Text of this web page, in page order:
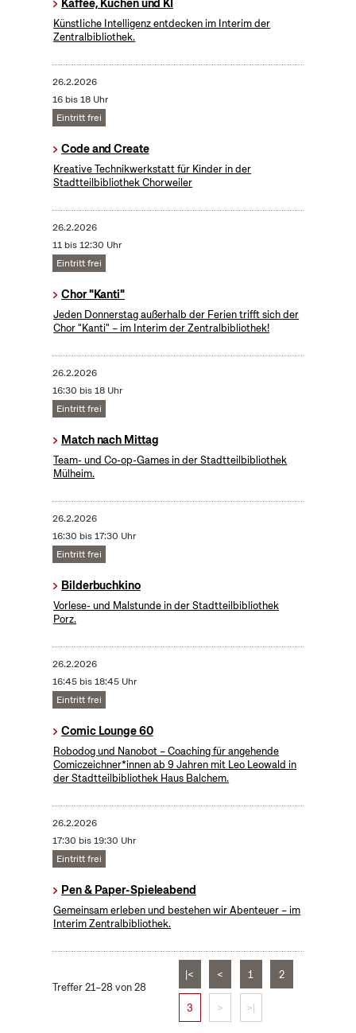
Kaffee, Kuchen und KI
KünstIiche Intelligenz entdecken im Interim der
Zentralbibliothek.
26.2.2026
16 bis 18 Uhr
Eintritt frei
Code and Create
Kreative Technikwerkstatt für Kinder in der
Stadtteilbibliothek Chorweiler
26.2.2026
11 bis 12:30 Uhr
Eintritt frei
Chor "Kanti"
Jeden Donnerstag außerhalb der Ferien trifft sich der
Chor "Kanti" – im Interim der Zentralbibliothek!
26.2.2026
16:30 bis 18 Uhr
Eintritt frei
Match nach Mittag
Team- und Co-op-Games in der Stadtteilbibliothek
Mülheim.
26.2.2026
16:30 bis 17:30 Uhr
Eintritt frei
Bilderbuchkino
Vorlese- und Malstunde in der Stadtteilbibliothek
Porz.
26.2.2026
16:45 bis 18:45 Uhr
Eintritt frei
Comic Lounge 60
Robodog und Nanobot – Coaching für angehende
Comiczeichner*innen ab 9 Jahren mit Leo Leowald in
der Stadtteilbibliothek Haus Balchem.
26.2.2026
17:30 bis 19:30 Uhr
Eintritt frei
Pen & Paper-Spieleabend
Gemeinsam erleben und bestehen wir Abenteuer – im
Interim Zentralbibliothek.
Treffer 21–28 von 28
|< < 1 2
3 > >|